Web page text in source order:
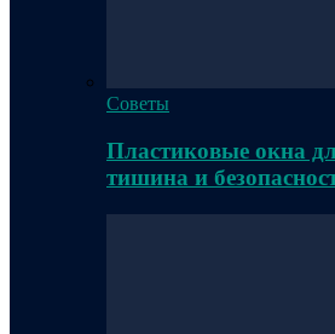
Советы
Пластиковые окна
тишина и